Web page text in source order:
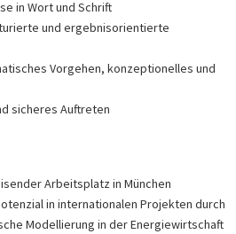
in Wort und Schrift
und ergebnisorientierte
Vorgehen, konzeptionelles und
sicheres Auftreten
Arbeitsplatz in München
in internationalen Projekten durch
Modellierung in der Energiewirtschaft